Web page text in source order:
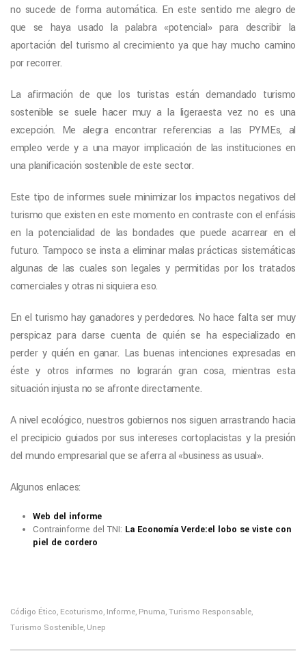
no sucede de forma automática. En este sentido me alegro de
que se haya usado la palabra «potencial» para describir la
aportación del turismo al crecimiento ya que hay mucho camino
por recorrer.
La afirmación de que los turistas están demandado turismo
sostenible se suele hacer muy a la ligeraesta vez no es una
excepción. Me alegra encontrar referencias a las PYMEs, al
empleo verde y a una mayor implicación de las instituciones en
una planificación sostenible de este sector.
Este tipo de informes suele minimizar los impactos negativos del
turismo que existen en este momento en contraste con el enfásis
en la potencialidad de las bondades que puede acarrear en el
futuro. Tampoco se insta a eliminar malas prácticas sistemáticas
algunas de las cuales son legales y permitidas por los tratados
comerciales y otras ni siquiera eso.
En el turismo hay ganadores y perdedores. No hace falta ser muy
perspicaz para darse cuenta de quién se ha especializado en
perder y quién en ganar. Las buenas intenciones expresadas en
éste y otros informes no lograrán gran cosa, mientras esta
situación injusta no se afronte directamente.
A nivel ecológico, nuestros gobiernos nos siguen arrastrando hacia
el precipicio guiados por sus intereses cortoplacistas y la presión
del mundo empresarial que se aferra al «business as usual».
Algunos enlaces:
Web del informe
Contrainforme del TNI: La Economía Verde:el lobo se viste con
piel de cordero
Código Ético, Ecoturismo, Informe, Pnuma, Turismo Responsable,
Turismo Sostenible, Unep